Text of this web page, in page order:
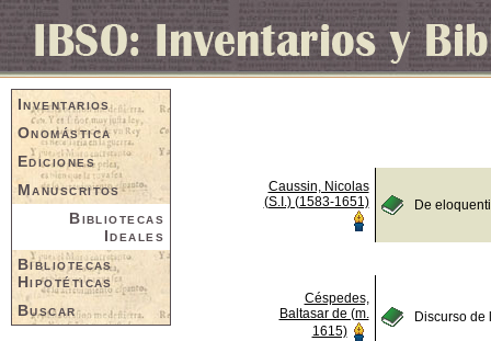
Inventarios
Onomástica
Ediciones
Manuscritos
Bibliotecas
Ideales
Bibliotecas
Hipotéticas
Buscar
Caussin, Nicolas
(S.I.) (1583-1651)
De
Céspedes,
Baltasar de (m.
1615)
Discurso de